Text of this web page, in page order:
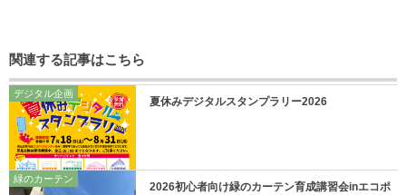
関連する記事はこちら
デジタル企画
夏休みデジタルスタンプラリー2026
緑のカーテン
2026初心者向け緑のカーテン育成講習会inエコポ